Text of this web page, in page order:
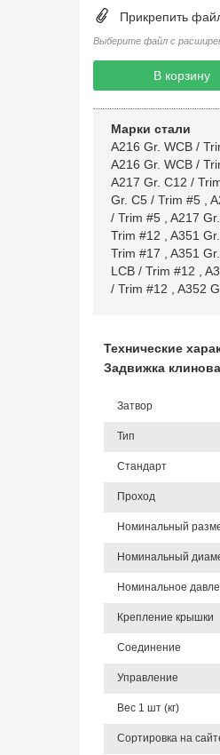
Прикрепить
Выберите файл с
В корзину
Марки стали
A216 Gr. WCB /
A216 Gr. WCB /
A217 Gr. C12 /
Gr. C5 / Trim #5,
/ Trim #5, A217
Trim #12
A351
Trim #17
A351
LCB / Trim #12
/ Trim #12
A352
Технические
Задвижка
Затвор
Тип
Стандарт
Проход
Номинальный
Номинальный
Номинальное
Крепление крышки
Соединение
Управление
Вес 1 шт (кг)
Сортировка на